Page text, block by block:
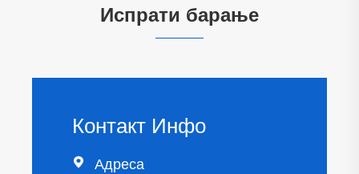
Испрати барање
Контакт Инфо
 Адреса